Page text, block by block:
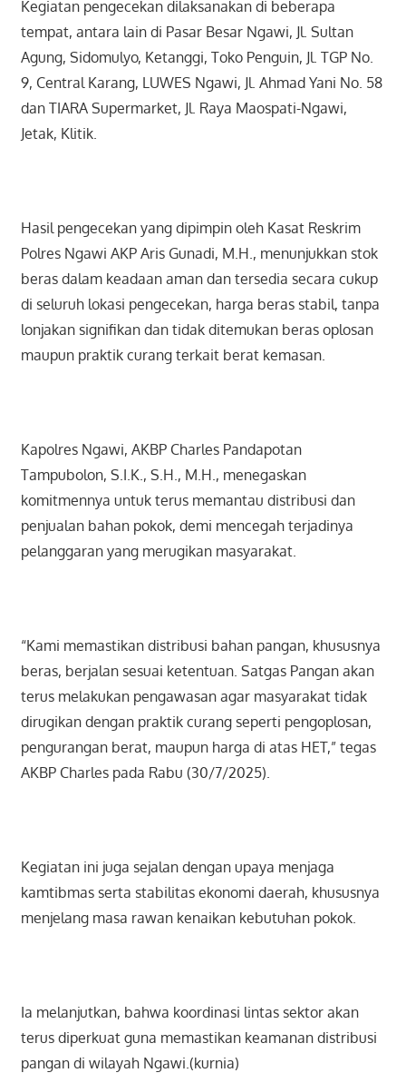
Kegiatan pengecekan dilaksanakan di beberapa
tempat, antara lain di Pasar Besar Ngawi, Jl. Sultan
Agung, Sidomulyo, Ketanggi, Toko Penguin, Jl. TGP No.
9, Central Karang, LUWES Ngawi, Jl. Ahmad Yani No. 58
dan TIARA Supermarket, Jl. Raya Maospati-Ngawi,
Jetak, Klitik.
Hasil pengecekan yang dipimpin oleh Kasat Reskrim
Polres Ngawi AKP Aris Gunadi, M.H., menunjukkan stok
beras dalam keadaan aman dan tersedia secara cukup
di seluruh lokasi pengecekan, harga beras stabil, tanpa
lonjakan signifikan dan tidak ditemukan beras oplosan
maupun praktik curang terkait berat kemasan.
Kapolres Ngawi, AKBP Charles Pandapotan
Tampubolon, S.I.K., S.H., M.H., menegaskan
komitmennya untuk terus memantau distribusi dan
penjualan bahan pokok, demi mencegah terjadinya
pelanggaran yang merugikan masyarakat.
“Kami memastikan distribusi bahan pangan, khususnya
beras, berjalan sesuai ketentuan. Satgas Pangan akan
terus melakukan pengawasan agar masyarakat tidak
dirugikan dengan praktik curang seperti pengoplosan,
pengurangan berat, maupun harga di atas HET,” tegas
AKBP Charles pada Rabu (30/7/2025).
Kegiatan ini juga sejalan dengan upaya menjaga
kamtibmas serta stabilitas ekonomi daerah, khususnya
menjelang masa rawan kenaikan kebutuhan pokok.
Ia melanjutkan, bahwa koordinasi lintas sektor akan
terus diperkuat guna memastikan keamanan distribusi
pangan di wilayah Ngawi.(kurnia)